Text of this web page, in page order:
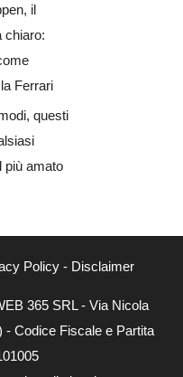
il
chiaro:
Ferrari
questi
più amato
Policy- Disclaimer
365 SRL - Via Nicola
Codice Fiscale e Partita